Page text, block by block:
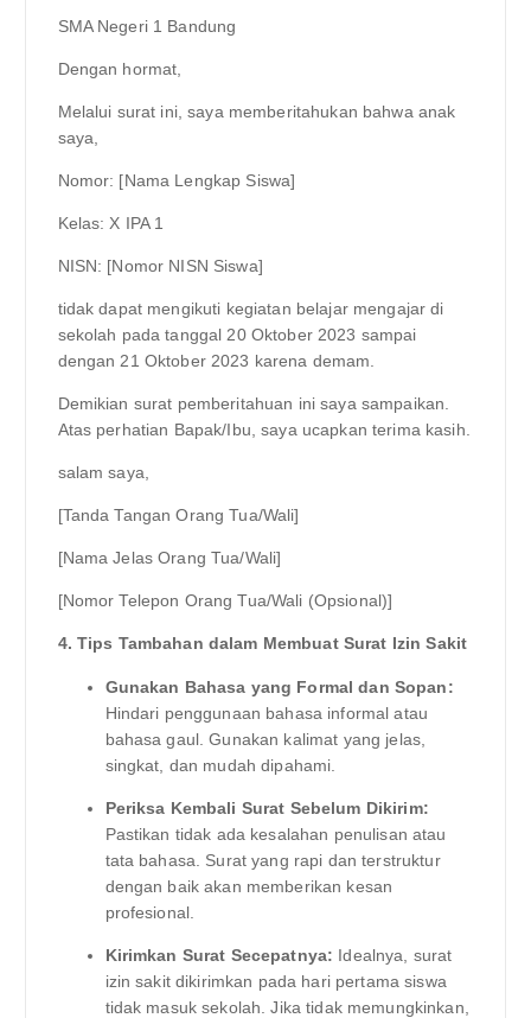
SMA Negeri 1 Bandung
Dengan hormat,
Melalui surat ini, saya memberitahukan bahwa anak
saya,
Nomor: [Nama Lengkap Siswa]
Kelas: X IPA 1
NISN: [Nomor NISN Siswa]
tidak dapat mengikuti kegiatan belajar mengajar di
sekolah pada tanggal 20 Oktober 2023 sampai
dengan 21 Oktober 2023 karena demam.
Demikian surat pemberitahuan ini saya sampaikan.
Atas perhatian Bapak/Ibu, saya ucapkan terima kasih.
salam saya,
[Tanda Tangan Orang Tua/Wali]
[Nama Jelas Orang Tua/Wali]
[Nomor Telepon Orang Tua/Wali (Opsional)]
4. Tips Tambahan dalam Membuat Surat Izin Sakit
Gunakan Bahasa yang Formal dan Sopan:
Hindari penggunaan bahasa informal atau
bahasa gaul. Gunakan kalimat yang jelas,
singkat, dan mudah dipahami.
Periksa Kembali Surat Sebelum Dikirim:
Pastikan tidak ada kesalahan penulisan atau
tata bahasa. Surat yang rapi dan terstruktur
dengan baik akan memberikan kesan
profesional.
Kirimkan Surat Secepatnya: Idealnya, surat
izin sakit dikirimkan pada hari pertama siswa
tidak masuk sekolah. Jika tidak memungkinkan,